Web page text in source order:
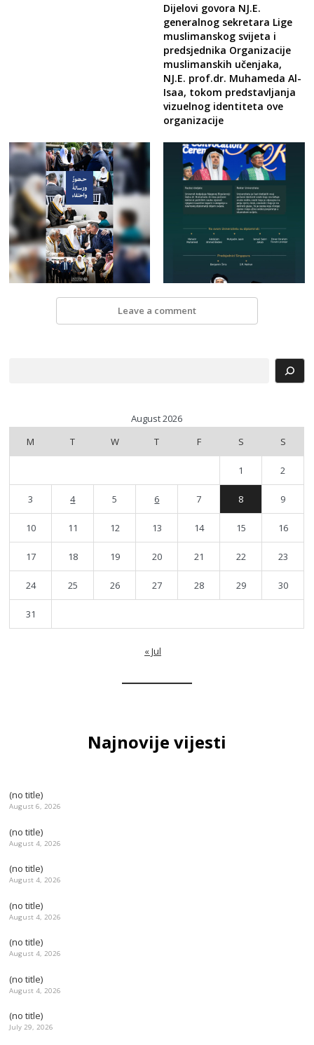
Dijelovi govora NJ.E.
generalnog sekretara Lige
muslimanskog svijeta i
predsjednika Organizacije
muslimanskih učenjaka,
NJ.E. prof.dr. Muhameda Al-
Isaa, tokom predstavljanja
vizuelnog identiteta ove
organizacije
Leave a comment
August 2026
M
T W T F S S
1 2
3 4 5 6 7 8 9
10 11 12 13 14 15 16
17 18 19 20 21 22 23
24 25 26 27 28 29 30
31
« Jul
Najnovije vijesti
(no title)
August 6, 2026
(no title)
August 4, 2026
(no title)
August 4, 2026
(no title)
August 4, 2026
(no title)
August 4, 2026
(no title)
August 4, 2026
(no title)
July 29, 2026